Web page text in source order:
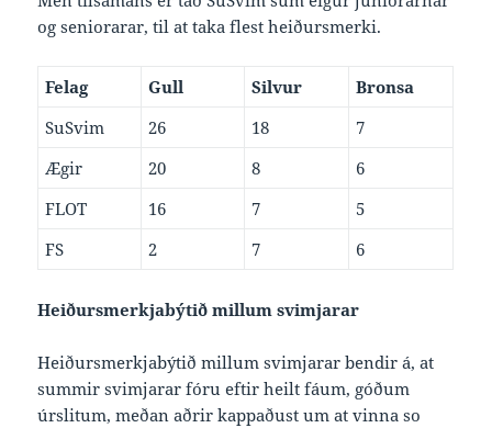
og seniorarar, til at taka flest heiðursmerki.
Felag Gull Silvur
Bronsa
SuSvim
26 18
7
Ægir
20 8
6
FLOT
16 7
5
FS
2 7 6
Heiðursmerkjabýtið millum svimjarar
Heiðursmerkjabýtið millum svimjarar bendir á, at
summir svimjarar fóru eftir heilt fáum, góðum
úrslitum, meðan aðrir kappaðust um at vinna so